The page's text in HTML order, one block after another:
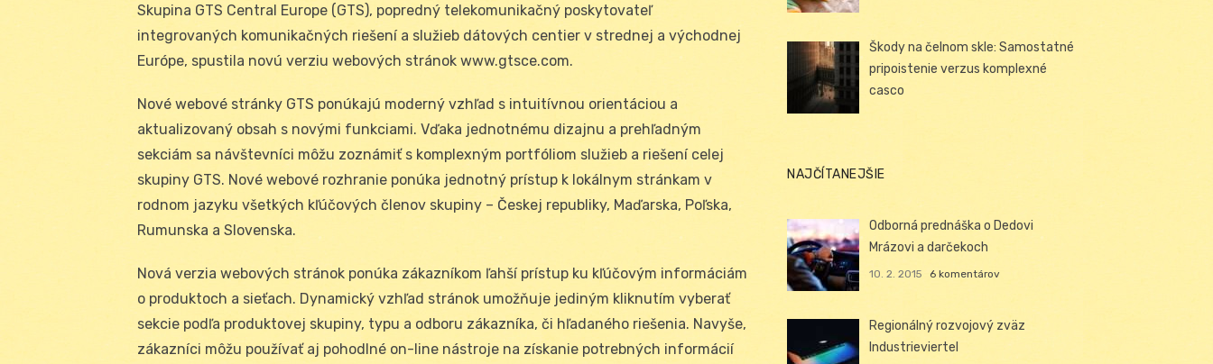
Skupina GTS Central Europe (GTS), popredný telekomunikačný poskytovateľ
integrovaných komunikačných riešení a služieb dátových centier v strednej a východnej
Európe, spustila novú verziu webových stránok www.gtsce.com.
Nové webové stránky GTS ponúkajú moderný vzhľad s intuitívnou orientáciou a
aktualizovaný obsah s novými funkciami. Vďaka jednotnému dizajnu a prehľadným
sekciám sa návštevníci môžu zoznámiť s komplexným portfóliom služieb a riešení celej
skupiny GTS. Nové webové rozhranie ponúka jednotný prístup k lokálnym stránkam v
rodnom jazyku všetkých kľúčových členov skupiny – Českej republiky, Maďarska, Poľska,
Rumunska a Slovenska.
Nová verzia webových stránok ponúka zákazníkom ľahší prístup ku kľúčovým informáciám
o produktoch a sieťach. Dynamický vzhľad stránok umožňuje jediným kliknutím vyberať
sekcie podľa produktovej skupiny, typu a odboru zákazníka, či hľadaného riešenia. Navyše,
zákazníci môžu používať aj pohodlné on-line nástroje na získanie potrebných informácií
Škody na čelnom skle: Samostatné
pripoistenie verzus komplexné
casco
NAJČÍTANEJŠIE
Odborná prednáška o Dedovi
Mrázovi a darčekoch
10. 2. 2015 6 komentárov
Regionálný rozvojový zväz
Industrieviertel